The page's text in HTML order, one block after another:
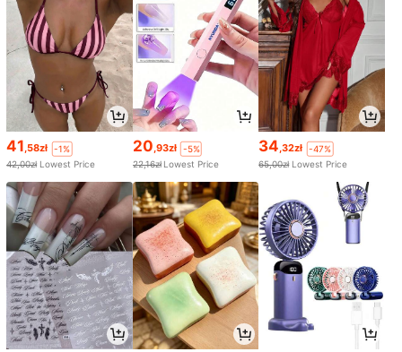
41,58zł
-1%
42,00zł Lowest Price
20,93zł
-5%
22,16zł Lowest Price
34,32zł
-47%
65,00zł Lowest Price